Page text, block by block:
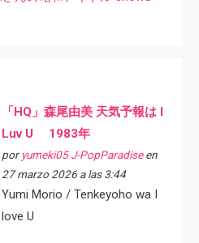
「HQ」森尾由美 天気予報は I
Luv U 1983年
por yumeki05 J-PopParadiseen
27 marzo 2026 a las 3:44
Yumi Morio / Tenkeyoho wa I
love U